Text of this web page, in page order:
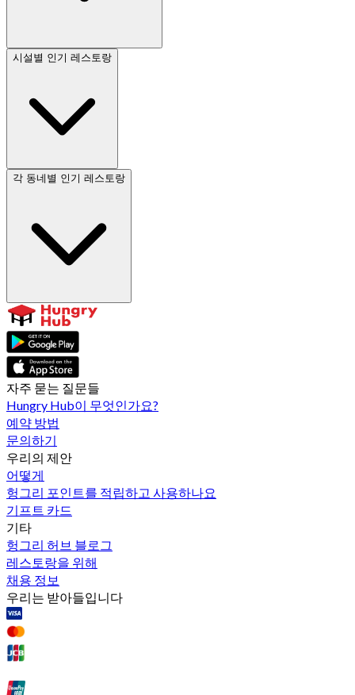
시설별 인기 레스토랑
각 동네별 인기 레스토랑
자주 묻는 질문들
Hungry Hub이 무엇인가요?
예약 방법
문의하기
우리의 제안
어떻게
헝그리 포인트를 적립하고 사용하나요
기프트 카드
기타
헝그리 허브 블로그
레스토랑을 위해
채용 정보
우리는 받아들입니다